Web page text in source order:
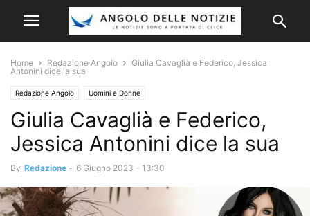
Home Redazione Angolo
Giulia Cavaglià e Federico, Jessica
Antonini dice la sua
Redazione Angolo Uomini e Donne
Giulia Cavaglià e Federico,
Jessica Antonini dice la sua
By Redazione - 6 Giugno 2023 - 13:30